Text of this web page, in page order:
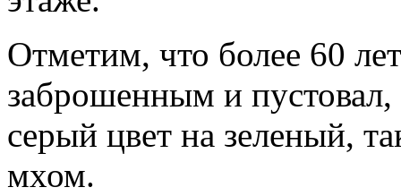
Отметим, что более 60
заброшенным и
серый цвет на зеленый,
мхом.